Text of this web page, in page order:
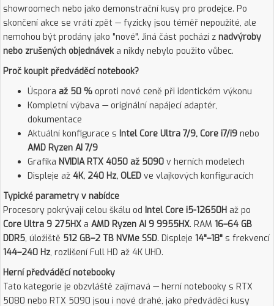
showroomech nebo jako demonstrační kusy pro prodejce. Po
skončení akce se vrátí zpět — fyzicky jsou téměř nepoužité, ale
nemohou být prodány jako "nové". Jiná část pochází z nadvýroby
nebo zrušených objednáveka nikdy nebylo použito vůbec.
Proč koupit předváděcí notebook?
Úspora až 50 % oproti nové ceně při identickém výkonu
Kompletní výbava — originální napájecí adaptér,
dokumentace
Aktuální konfigurace s Intel Core Ultra 7/9, Core i7/i9 nebo
AMD Ryzen AI 7/9
Grafika NVIDIA RTX 4050 až 5090 v herních modelech
Displeje až 4K, 240 Hz, OLED ve vlajkových konfiguracích
Typické parametry v nabídce
Procesory pokrývají celou škálu od Intel Core i5-12650H až po
Core Ultra 9 275HX a AMD Ryzen AI 9 9955HX. RAM 16–64 GB
DDR5, úložiště 512 GB–2 TB NVMe SSD. Displeje 14"–18" s frekvencí
144–240 Hz, rozlišení Full HD až 4K UHD.
Herní předváděcí notebooky
Tato kategorie je obzvláště zajímavá — herní notebooky s RTX
5080 nebo RTX 5090 jsou i nové drahé, jako předváděcí kusy